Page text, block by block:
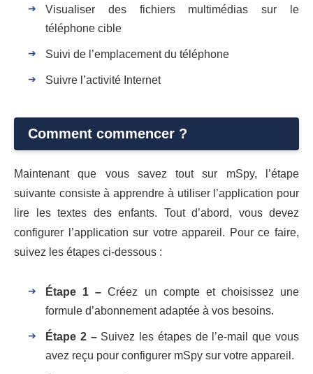
Visualiser des fichiers multimédias sur le
téléphone cible
Suivi de l’emplacement du téléphone
Suivre l’activité Internet
Comment commencer ?
Maintenant que vous savez tout sur mSpy, l’étape
suivante consiste à apprendre à utiliser l’application pour
lire les textes des enfants. Tout d’abord, vous devez
configurer l’application sur votre appareil. Pour ce faire,
suivez les étapes ci-dessous :
Étape 1 –Créez un compte et choisissez une
formule d’abonnement adaptée à vos besoins.
Étape 2 – Suivez les étapes de l’e-mail que vous
avez reçu pour configurer mSpy sur votre appareil.